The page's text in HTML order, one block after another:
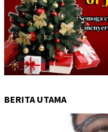
BERITA UTAMA